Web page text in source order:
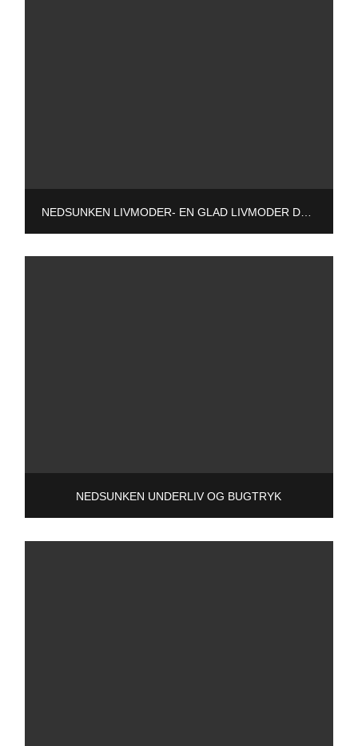
NEDSUNKEN LIVMODER- EN GLAD LIVMODER DANSER SIG IGENNEM DAGEN
NEDSUNKEN UNDERLIV OG BUGTRYK